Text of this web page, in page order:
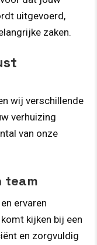
uitgevoerd,
zaken.
wij verschillende
verhuizing
van onze
team
ervaren
kijken bij een
en zorgvuldig